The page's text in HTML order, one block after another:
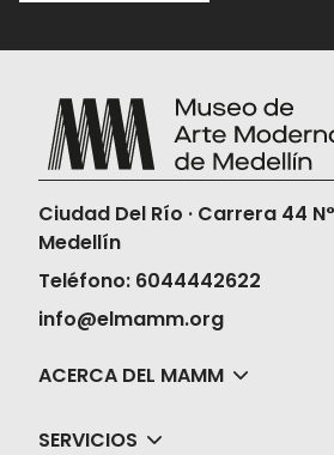
Ciudad Del Río · Carrera 44
Medellín
Teléfono: 6044442622
info@elmamm.org
ACERCA DEL MAMM
SERVICIOS